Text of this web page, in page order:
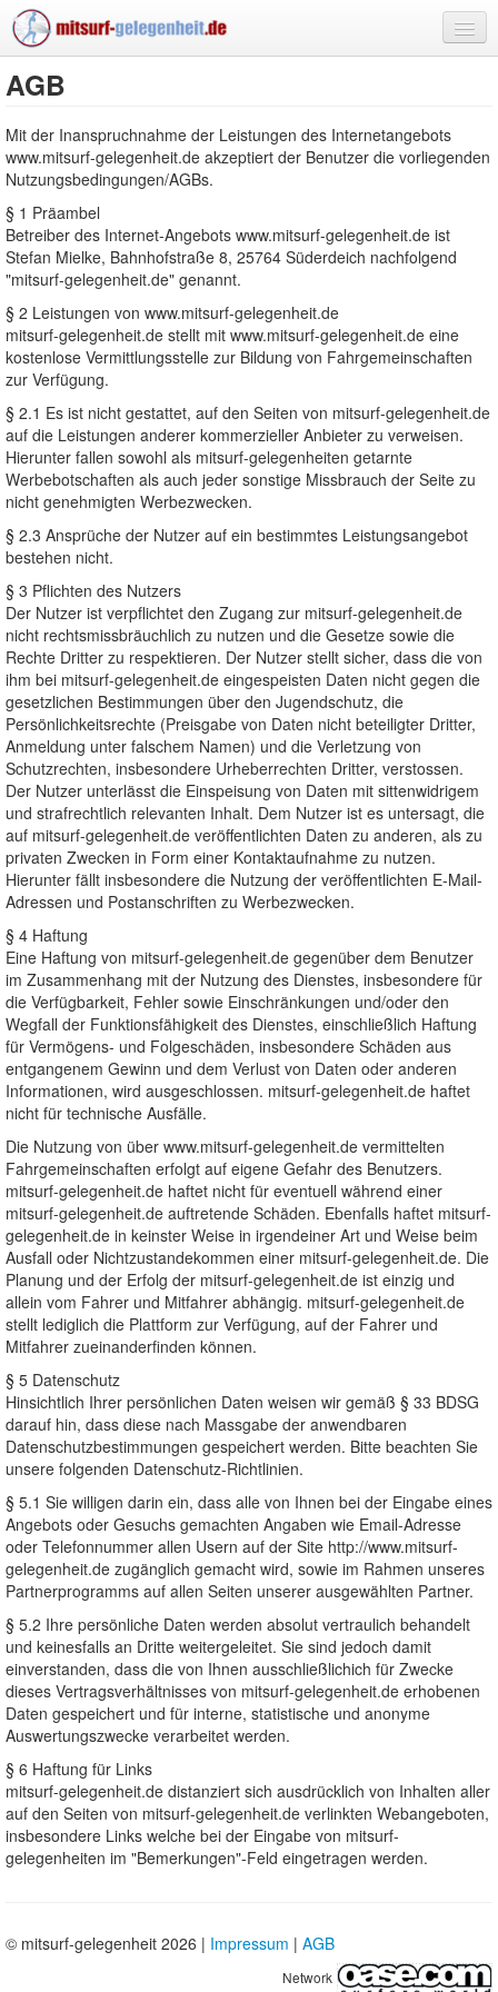
Fahrten
Blog
Anmelden
AGB
Mit der Inanspruchnahme der Leistungen des Internetangebots
www.mitsurf-gelegenheit.de akzeptiert der Benutzer die vorliegenden
Nutzungsbedingungen/AGBs.
§ 1 Präambel
Betreiber des Internet-Angebots www.mitsurf-gelegenheit.de ist
Stefan Mielke, Bahnhofstraße 8, 25764 Süderdeich nachfolgend
"mitsurf-gelegenheit.de" genannt.
§ 2 Leistungen von www.mitsurf-gelegenheit.de
mitsurf-gelegenheit.de stellt mit www.mitsurf-gelegenheit.de eine
kostenlose Vermittlungsstelle zur Bildung von Fahrgemeinschaften
zur Verfügung.
§ 2.1 Es ist nicht gestattet, auf den Seiten von mitsurf-gelegenheit.de
auf die Leistungen anderer kommerzieller Anbieter zu verweisen.
Hierunter fallen sowohl als mitsurf-gelegenheiten getarnte
Werbebotschaften als auch jeder sonstige Missbrauch der Seite zu
nicht genehmigten Werbezwecken.
§ 2.3 Ansprüche der Nutzer auf ein bestimmtes Leistungsangebot
bestehen nicht.
§ 3 Pflichten des Nutzers
Der Nutzer ist verpflichtet den Zugang zur mitsurf-gelegenheit.de
nicht rechtsmissbräuchlich zu nutzen und die Gesetze sowie die
Rechte Dritter zu respektieren. Der Nutzer stellt sicher, dass die von
ihm bei mitsurf-gelegenheit.de eingespeisten Daten nicht gegen die
gesetzlichen Bestimmungen über den Jugendschutz, die
Persönlichkeitsrechte (Preisgabe von Daten nicht beteiligter Dritter,
Anmeldung unter falschem Namen) und die Verletzung von
Schutzrechten, insbesondere Urheberrechten Dritter, verstossen.
Der Nutzer unterlässt die Einspeisung von Daten mit sittenwidrigem
und strafrechtlich relevanten Inhalt. Dem Nutzer ist es untersagt, die
auf mitsurf-gelegenheit.de veröffentlichten Daten zu anderen, als zu
privaten Zwecken in Form einer Kontaktaufnahme zu nutzen.
Hierunter fällt insbesondere die Nutzung der veröffentlichten E-Mail-
Adressen und Postanschriften zu Werbezwecken.
§ 4 Haftung
Eine Haftung von mitsurf-gelegenheit.de gegenüber dem Benutzer
im Zusammenhang mit der Nutzung des Dienstes, insbesondere für
die Verfügbarkeit, Fehler sowie Einschränkungen und/oder den
Wegfall der Funktionsfähigkeit des Dienstes, einschließlich Haftung
für Vermögens- und Folgeschäden, insbesondere Schäden aus
entgangenem Gewinn und dem Verlust von Daten oder anderen
Informationen, wird ausgeschlossen. mitsurf-gelegenheit.de haftet
nicht für technische Ausfälle.
Die Nutzung von über www.mitsurf-gelegenheit.de vermittelten
Fahrgemeinschaften erfolgt auf eigene Gefahr des Benutzers.
mitsurf-gelegenheit.de haftet nicht für eventuell während einer
mitsurf-gelegenheit.de auftretende Schäden. Ebenfalls haftet mitsurf-
gelegenheit.de in keinster Weise in irgendeiner Art und Weise beim
Ausfall oder Nichtzustandekommen einer mitsurf-gelegenheit.de. Die
Planung und der Erfolg der mitsurf-gelegenheit.de ist einzig und
allein vom Fahrer und Mitfahrer abhängig. mitsurf-gelegenheit.de
stellt lediglich die Plattform zur Verfügung, auf der Fahrer und
Mitfahrer zueinanderfinden können.
§ 5 Datenschutz
Hinsichtlich Ihrer persönlichen Daten weisen wir gemäß § 33 BDSG
darauf hin, dass diese nach Massgabe der anwendbaren
Datenschutzbestimmungen gespeichert werden. Bitte beachten Sie
unsere folgenden Datenschutz-Richtlinien.
§ 5.1 Sie willigen darin ein, dass alle von Ihnen bei der Eingabe eines
Angebots oder Gesuchs gemachten Angaben wie Email-Adresse
oder Telefonnummer allen Usern auf der Site http://www.mitsurf-
gelegenheit.de zugänglich gemacht wird, sowie im Rahmen unseres
Partnerprogramms auf allen Seiten unserer ausgewählten Partner.
§ 5.2 Ihre persönliche Daten werden absolut vertraulich behandelt
und keinesfalls an Dritte weitergeleitet. Sie sind jedoch damit
einverstanden, dass die von Ihnen ausschließlichich für Zwecke
dieses Vertragsverhältnisses von mitsurf-gelegenheit.de erhobenen
Daten gespeichert und für interne, statistische und anonyme
Auswertungszwecke verarbeitet werden.
§ 6 Haftung für Links
mitsurf-gelegenheit.de distanziert sich ausdrücklich von Inhalten aller
auf den Seiten von mitsurf-gelegenheit.de verlinkten Webangeboten,
insbesondere Links welche bei der Eingabe von mitsurf-
gelegenheiten im "Bemerkungen"-Feld eingetragen werden.
© mitsurf-gelegenheit 2026 | Impressum | AGB
Network